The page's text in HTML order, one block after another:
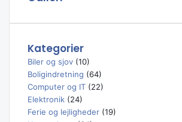
Kategorier
Biler og sjov (10)
Boligindretning (64)
Computer og IT (22)
Elektronik (24)
Ferie og lejligheder (19)